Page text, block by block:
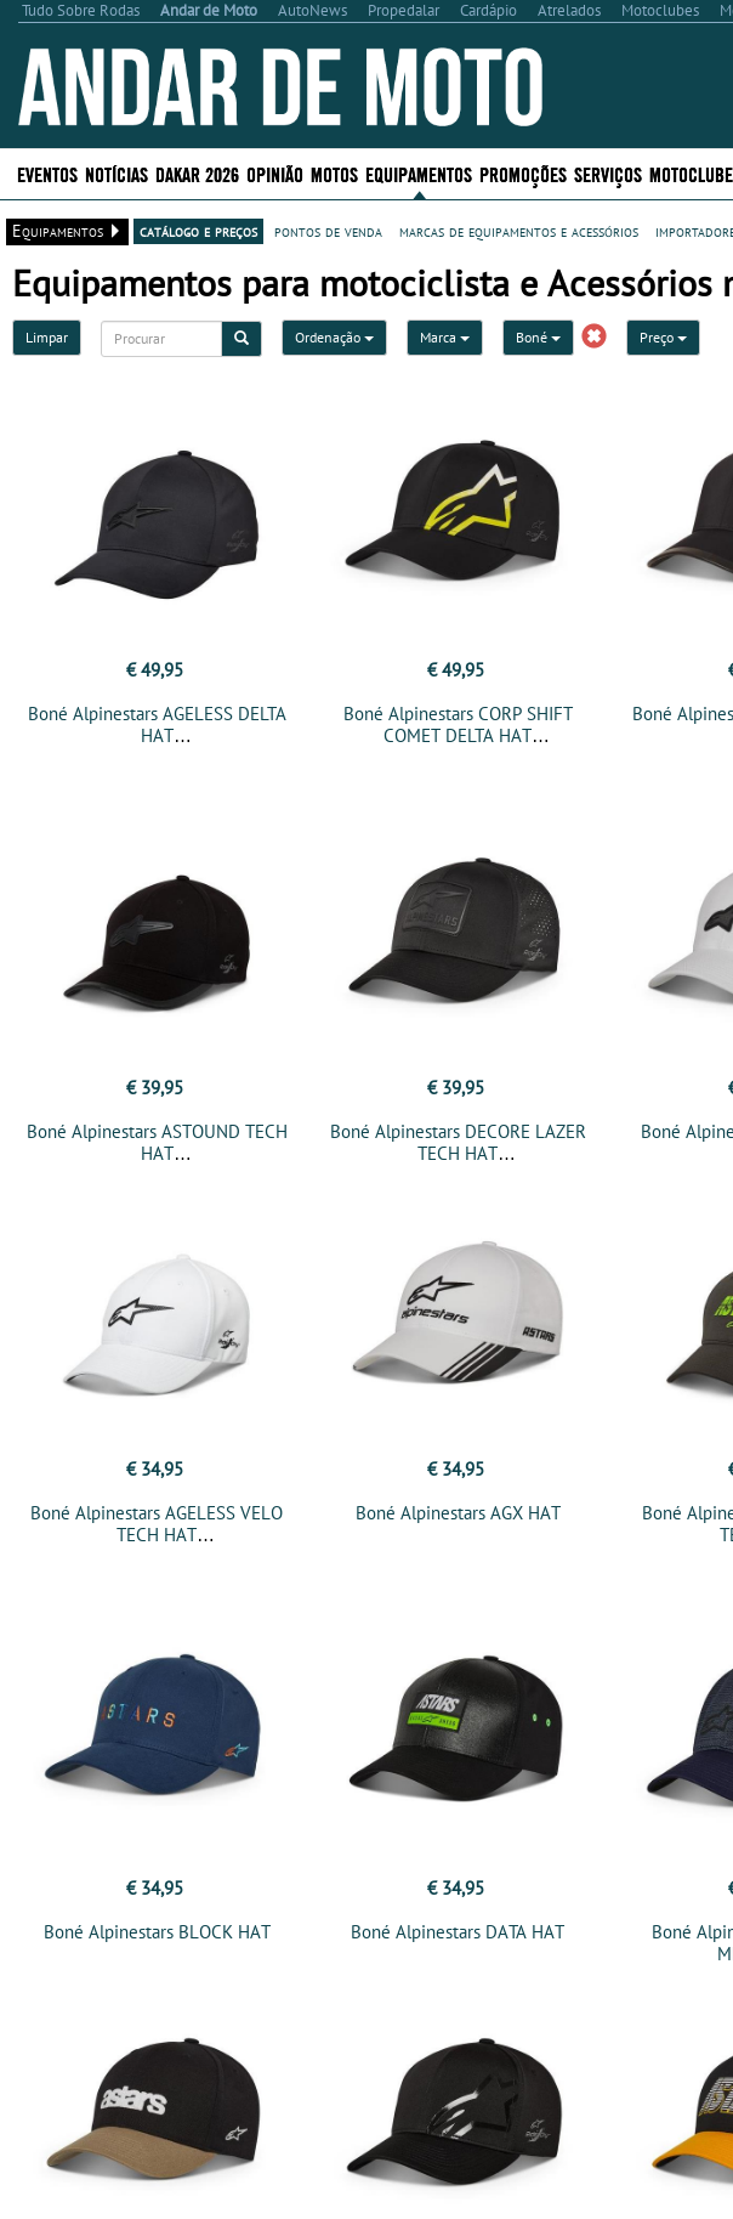
Tudo Sobre Rodas Andar de Moto AutoNews Propedalar Cardápio Atrelados Motoclubes
EVENTOS NOTÍCIAS DAKAR 2026 OPINIÃO MOTOS EQUIPAMENTOS PROMOÇÕES SERVIÇOS
Equipamentos catálogo e preços pontos de venda marcas de equipamentos e acessórios
Equipamentos para motociclista e Acessórios
Limpar Ordenação Marca Boné Preço
€ 49,95
Boné Alpinestars AGELESS DELTA
HAT
€ 49,95
Boné Alpinestars CORP SHIFT
COMET DELTA HAT
Boné
€ 39,95
Boné Alpinestars ASTOUND TECH
HAT
€ 39,95
Boné Alpinestars DECORE LAZER
TECH HAT
Boné
€ 34,95
Boné Alpinestars AGELESS VELO
TECH HAT
€ 34,95
Boné Alpinestars AGX HAT
Boné
€ 34,95
Boné Alpinestars BLOCK HAT
€ 34,95
Boné Alpinestars DATA HAT
Boné